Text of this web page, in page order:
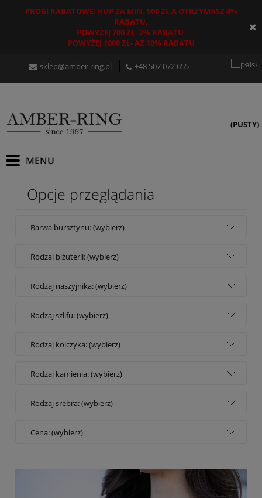
PROGI RABATOWE: KUP ZA MIN. 500 ZŁ A OTRZYMASZ 4%
RABATU,
POWYŻEJ 700 ZŁ- 7% RABATU
POWYŻEJ 1000 ZŁ- AŻ 10% RABATU
sklep@amber-ring.pl +48507 072 655
(PUSTY)
Opcje przeglądania
Barwa bursztynu: (wybierz)
Rodzaj biżuterii: (wybierz)
Rodzaj naszyjnika: (wybierz)
Rodzaj szlifu: (wybierz)
Rodzaj kolczyka: (wybierz)
Rodzaj kamienia: (wybierz)
Rodzaj srebra: (wybierz)
Cena: (wybierz)